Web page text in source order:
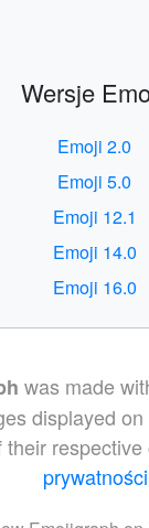
Wersje
Emoji 2.0
Emoji 5.0
Emoji 12.1
Emoji 14.0
Emoji 16.0
was made
displayed
respective
prywatności